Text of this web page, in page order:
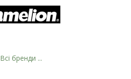
Всі бренди ...